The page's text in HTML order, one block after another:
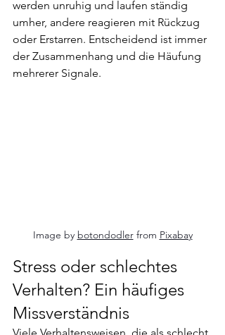
werden unruhig und laufen ständig
umher, andere reagieren mit Rückzug
oder Erstarren. Entscheidend ist immer
der Zusammenhang und die Häufung
mehrerer Signale.
Image by botondodler from Pixabay
Stress oder schlechtes
Verhalten? Ein häufiges
Missverständnis